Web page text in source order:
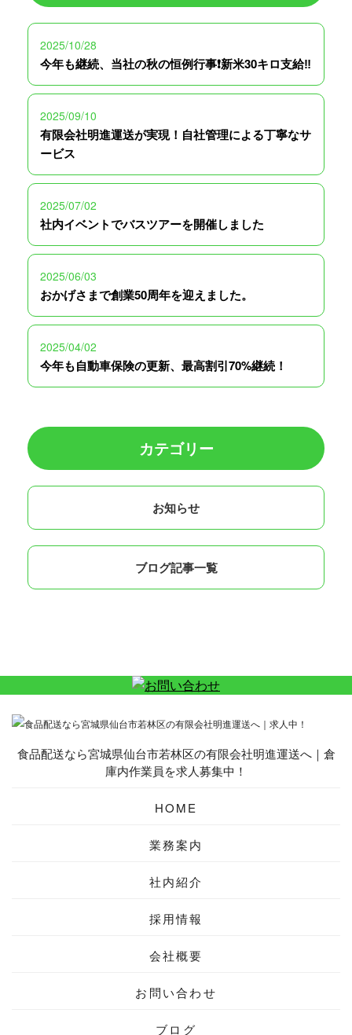
2025/10/28
今年も継続、当社の秋の恒例行事❗️新米30キロ支給‼️
2025/09/10
有限会社明進運送が実現！自社管理による丁寧なサ
ービス
2025/07/02
社内イベントでバスツアーを開催しました
2025/06/03
おかげさまで創業50周年を迎えました。
2025/04/02
今年も自動車保険の更新、最高割引70%継続！
カテゴリー
お知らせ
ブログ記事一覧
食品配送なら宮城県仙台市若林区の有限会社明進運送へ｜倉
庫内作業員を求人募集中！
HOME
業務案内
社内紹介
採用情報
会社概要
お問い合わせ
ブログ